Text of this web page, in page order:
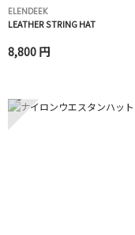
ELENDEEK
LEATHER STRING HAT
8,800 円
9